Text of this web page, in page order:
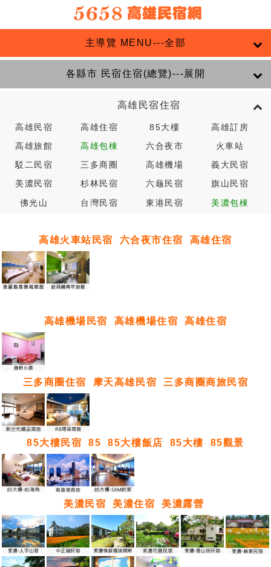
主導覽 MENU---全部
各縣市 民宿住宿(總覽)---展開
高雄民宿住宿
高雄民宿 高雄住宿 85大樓 高雄訂房
高雄旅館 高雄包棟 六合夜市 火車站
駁二民宿 三多商圈 高雄機場 義大民宿
美濃民宿 杉林民宿 六龜民宿 旗山民宿
佛光山 台灣民宿 東港民宿 美濃包棟
高雄火車站民宿 六合夜市住宿 高雄住宿
高雄機場民宿 高雄機場住宿 高雄住宿
三多商圈住宿 摩天高雄民宿 三多商圈商旅民宿
85大樓民宿 85 85大樓飯店 85大樓 85觀景
美濃民宿 美濃住宿 美濃露營